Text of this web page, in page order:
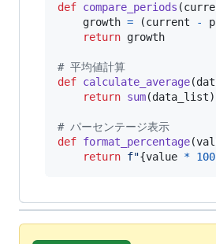
def compare_periods (
growth = (current -
return growth
# 平均値計算
def calculate_average(
return sum(data_list)
# パーセンテージ表示
def format_percentage(
return f"{value * 100